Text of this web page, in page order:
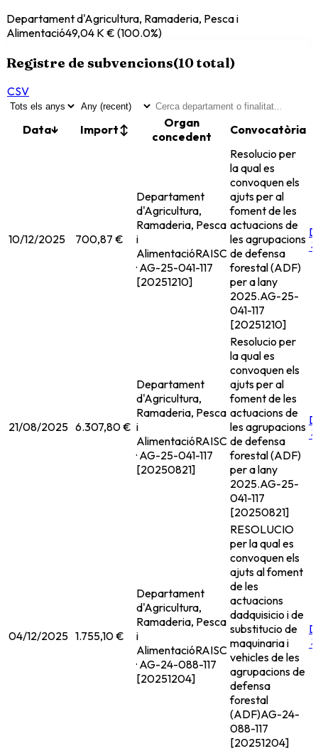
Departament d'Agricultura, Ramaderia, Pesca i
Alimentació49,04 K € (100.0%)
Registre de subvencions(10total)
CSV
Data↓ Import↕
Organ
concedent
Convocatòria
10/12/2025 700,87 €
Departament
d'Agricultura,
Ramaderia, Pesca
i
AlimentacióRAISC
· AG-25-041-117
[20251210]
Resolucio per
la qual es
convoquen els
ajuts per al
foment de les
actuacions de
les agrupacions
de defensa
forestal (ADF)
per a lany
2025.AG-25-
041-117
[20251210]
21/08/2025 6.307,80 €
Departament
d'Agricultura,
Ramaderia, Pesca
i
AlimentacióRAISC
· AG-25-041-117
[20250821]
Resolucio per
la qual es
convoquen els
ajuts per al
foment de les
actuacions de
les agrupacions
de defensa
forestal (ADF)
per a lany
2025.AG-25-
041-117
[20250821]
04/12/2025 1.755,10 €
Departament
d'Agricultura,
Ramaderia, Pesca
i
AlimentacióRAISC
· AG-24-088-117
[20251204]
RESOLUCIO
per la qual es
convoquen els
ajuts al foment
de les
actuacions
dadquisicio i de
substitucio de
maquinaria i
vehicles de les
agrupacions de
defensa
forestal
(ADF)AG-24-
088-117
[20251204]